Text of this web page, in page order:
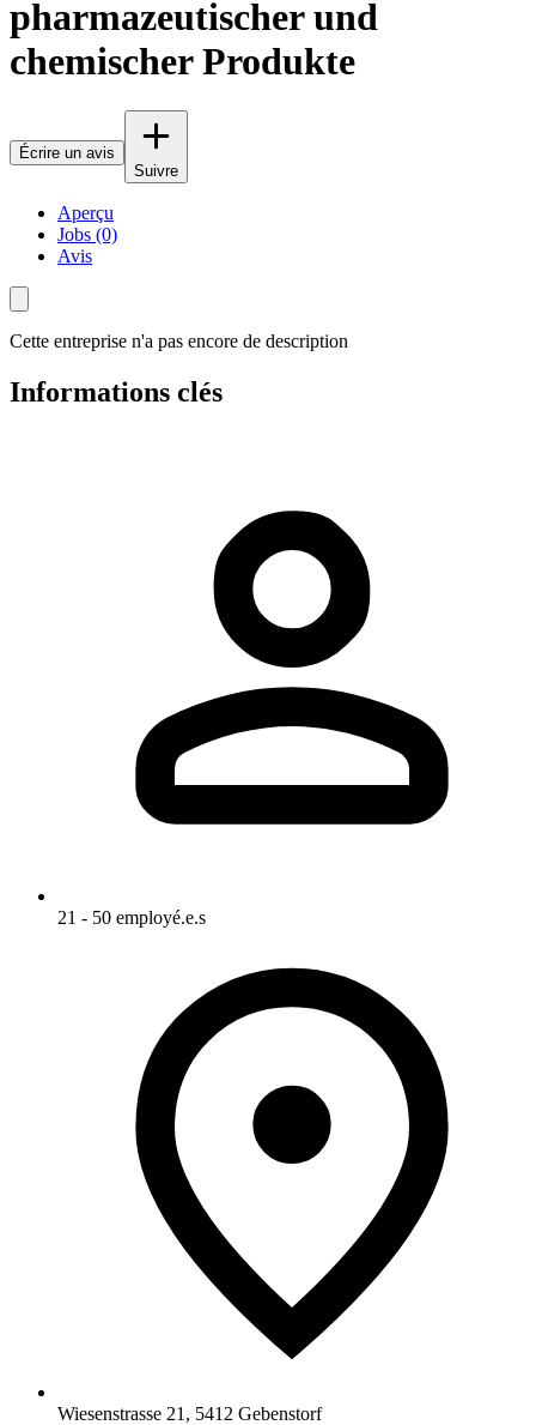
pharmazeutischer und
chemischer Produkte
Écrire un avis
Suivre
Aperçu
Jobs (0)
Avis
Cette entreprise n'a pas encore de description
Informations clés
21 - 50 employé.e.s
Wiesenstrasse 21 , 5412 Gebenstorf